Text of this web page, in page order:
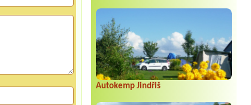
Autokemp Jindřiš